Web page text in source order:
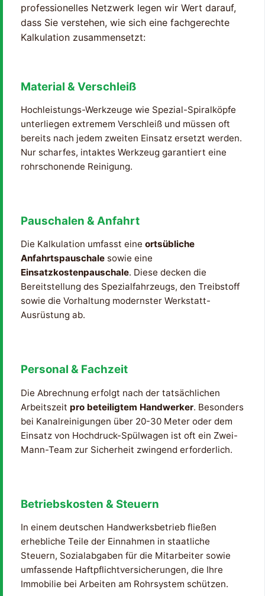
professionelles Netzwerk legen wir Wert darauf,
dass Sie verstehen, wie sich eine fachgerechte
Kalkulation zusammensetzt:
Material & Verschleiß
Hochleistungs-Werkzeuge wie Spezial-Spiralköpfe
unterliegen extremem Verschleiß und müssen oft
bereits nach jedem zweiten Einsatz ersetzt werden.
Nur scharfes, intaktes Werkzeug garantiert eine
rohrschonende Reinigung.
Pauschalen & Anfahrt
Die Kalkulation umfasst eine ortsübliche
Anfahrtspauschale sowie eine
Einsatzkostenpauschale. Diese decken die
Bereitstellung des Spezialfahrzeugs, den Treibstoff
sowie die Vorhaltung modernster Werkstatt-
Ausrüstung ab.
Personal & Fachzeit
Die Abrechnung erfolgt nach der tatsächlichen
Arbeitszeit pro beteiligtem Handwerker. Besonders
bei Kanalreinigungen über 20-30 Meter oder dem
Einsatz von Hochdruck-Spülwagen ist oft ein Zwei-
Mann-Team zur Sicherheit zwingend erforderlich.
Betriebskosten & Steuern
In einem deutschen Handwerksbetrieb fließen
erhebliche Teile der Einnahmen in staatliche
Steuern, Sozialabgaben für die Mitarbeiter sowie
umfassende Haftpflichtversicherungen, die Ihre
Immobilie bei Arbeiten am Rohrsystem schützen.